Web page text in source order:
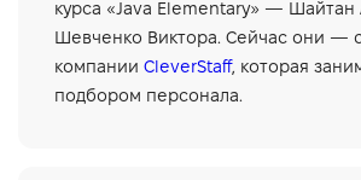
курса «Java Elementary» — Шайтан
Шевченко Виктора. Сейчас они —
компании CleverStaff, которая
подбором персонала.